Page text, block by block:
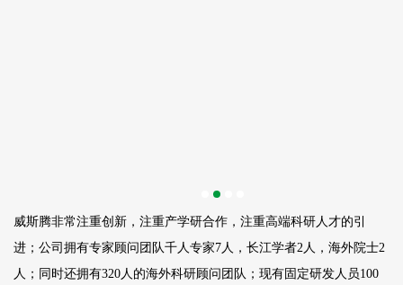
威斯腾非常注重创新，注重产学研合作，注重高端科研人才的引
进；公司拥有专家顾问团队千人专家7人，长江学者2人，海外院士2
人；同时还拥有320人的海外科研顾问团队；现有固定研发人员100